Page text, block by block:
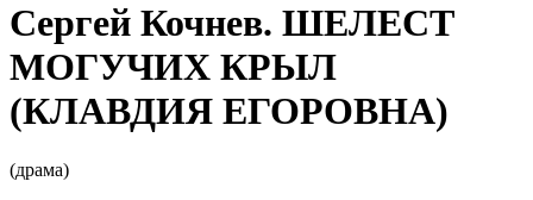
Сергей Кочнев. ШЕЛЕСТ
МОГУЧИХ КРЫЛ
(КЛАВДИЯ ЕГОРОВНА)
(драма)